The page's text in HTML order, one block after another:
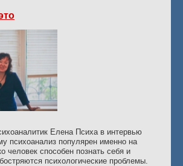
Елена Психа в интервью
психоанализ популярен именно на
человек способен познать себя и
психологические проблемы.